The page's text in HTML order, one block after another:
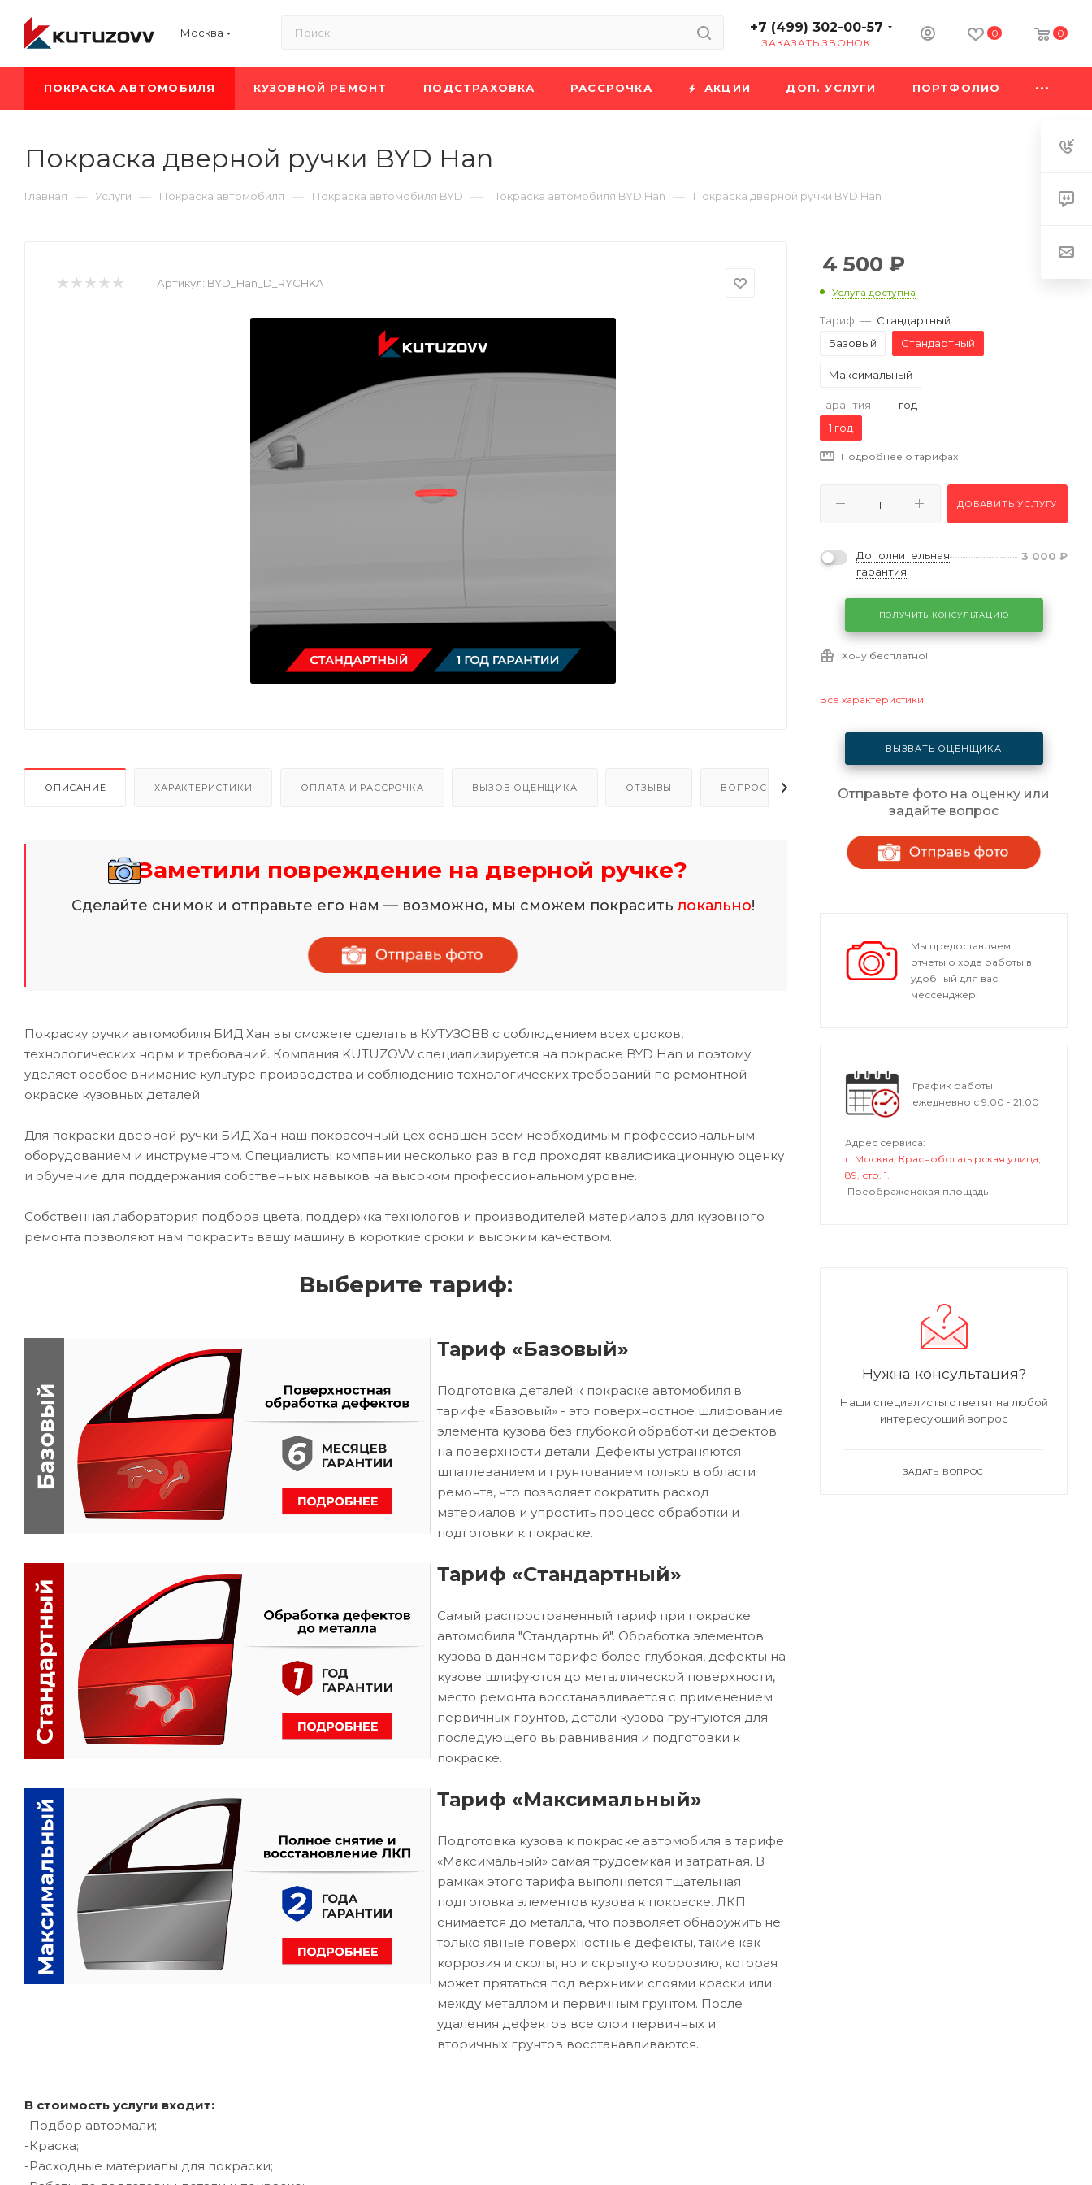
Москва +7 (499) 302-00-57
ЗАКАЗАТЬ ЗВОНОК
0 0
ПОКРАСКА АВТОМОБИЛЯ КУЗОВНОЙ РЕМОНТ ПОДСТРАХОВКА РАССРОЧКА АКЦИИ ДОП. УСЛУГИ ПОРТФОЛИО
Покраска дверной ручки BYD Han
Главная — Услуги — Покраска автомобиля — Покраска автомобиля BYD — Покраска автомобиля BYD Han — Покраска дверной ручки BYD Han
Артикул: BYD_Han_D_RYCHKA
ОПИСАНИЕ ХАРАКТЕРИСТИКИ ОПЛАТА И РАССРОЧКА ВЫЗОВ ОЦЕНЩИКА ОТЗЫВЫ ВОПРОСЫ - ОТВЕТЫ
Заметили повреждение на дверной ручке?
Сделайте снимок и отправьте его нам — возможно, мы сможем покраситьлокально!
Покраску ручки автомобиля БИД Хан вы сможете сделать в КУТУЗОВВ с соблюдением всех сроков,
технологических норм и требований. Компания KUTUZOVV специализируется на покраске BYD Han и поэтому
уделяет особое внимание культуре производства и соблюдению технологических требований по ремонтной
окраске кузовных деталей.
Для покраски дверной ручки БИД Хан наш покрасочный цех оснащен всем необходимым профессиональным
оборудованием и инструментом. Специалисты компании несколько раз в год проходят квалификационную оценку
и обучение для поддержания собственных навыков на высоком профессиональном уровне.
Собственная лаборатория подбора цвета, поддержка технологов и производителей материалов для кузовного
ремонта позволяют нам покрасить вашу машину в короткие сроки и высоким качеством.
Выберите тариф:
Тариф «Базовый»
Подготовка деталей к покраске автомобиля в
тарифе «Базовый» - это поверхностное шлифование
элемента кузова без глубокой обработки дефектов
на поверхности детали. Дефекты устраняются
шпатлеванием и грунтованием только в области
ремонта, что позволяет сократить расход
материалов и упростить процесс обработки и
подготовки к покраске.
Тариф «Стандартный»
Самый распространенный тариф при покраске
автомобиля "Стандартный". Обработка элементов
кузова в данном тарифе более глубокая, дефекты на
кузове шлифуются до металлической поверхности,
место ремонта восстанавливается с применением
первичных грунтов, детали кузова грунтуются для
последующего выравнивания и подготовки к
покраске.
Тариф «Максимальный»
Подготовка кузова к покраске автомобиля в тарифе
«Максимальный» самая трудоемкая и затратная. В
рамках этого тарифа выполняется тщательная
подготовка элементов кузова к покраске. ЛКП
снимается до металла, что позволяет обнаружить не
только явные поверхностные дефекты, такие как
коррозия и сколы, но и скрытую коррозию, которая
может прятаться под верхними слоями краски или
между металлом и первичным грунтом. После
удаления дефектов все слои первичных и
вторичных грунтов восстанавливаются.
В стоимость услуги входит:
-Подбор автоэмали;
-Краска;
-Расходные материалы для покраски;
4 500 ₽
Услуга доступна
Тариф — Стандартный
Базовый
Стандартный
Максимальный
Гарантия — 1 год
1 год
Подробнее о тарифах
ДОБАВИТЬ УСЛУГУ
Дополнительная
гарантия
3 000 ₽
ПОЛУЧИТЬ КОНСУЛЬТАЦИЮ
Хочу бесплатно!
Все характеристики
ВЫЗВАТЬ ОЦЕНЩИКА
Отправьте фото на оценку или
задайте вопрос
Мы предоставляем
отчеты о ходе работы в
удобный для вас
мессенджер.
График работы
ежедневно с 9:00 - 21:00
Адрес сервиса:
г. Москва, Краснобогатырская улица,
89, стр. 1.
Преображенская площадь
Нужна консультация?
Наши специалисты ответят на любой
интересующий вопрос
ЗАДАТЬ ВОПРОС